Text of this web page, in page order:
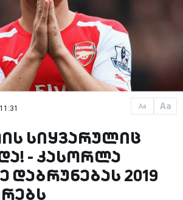
Aa Aa
სიყვარულიც
- კასორლა
დაბრუნებას 2019